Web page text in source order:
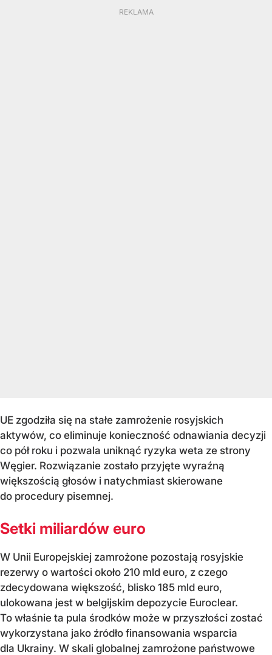
UE zgodziła się na stałe zamrożenie rosyjskich
aktywów, co eliminuje konieczność odnawiania decyzji
co pół roku i pozwala uniknąć ryzyka weta ze strony
Węgier. Rozwiązanie zostało przyjęte wyraźną
większością głosów i natychmiast skierowane
do procedury pisemnej.
Setki miliardów euro
W Unii Europejskiej zamrożone pozostają rosyjskie
rezerwy o wartości około 210 mld euro, z czego
zdecydowana większość, blisko 185 mld euro,
ulokowana jest w belgijskim depozycie Euroclear.
To właśnie ta pula środków może w przyszłości zostać
wykorzystana jako źródło finansowania wsparcia
dla Ukrainy. W skali globalnej zamrożone państwowe